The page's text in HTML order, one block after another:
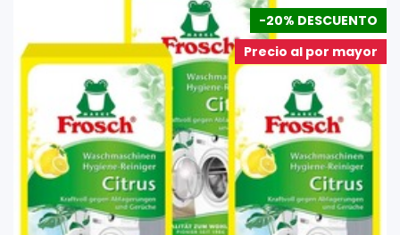
-20% DESCUENTO
Precio al por mayor